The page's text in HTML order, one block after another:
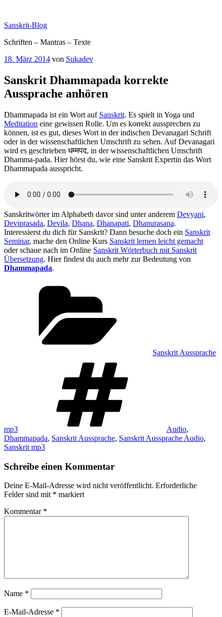
springen
Sanskrit-Blog
Schriften – Mantras – Texte
Veröffentlicht
18. März 2014 von Sukadev
Sanskrit Dhammapada korrekte
Aussprache anhören
Dhammapada ist ein Wort auf Sanskrit. Es spielt in Yoga und
Meditation eine gewissen Rolle. Um es korrekt aussprechen zu
können, ist es gut, dieses Wort in der indischen Devanagari Schrift
oder in der wissenschaftlichen Umschrift zu sehen. Auf Devanagari
wird es geschrieben धम्मपद, in der wissenschaftlichen Umschrift
Dhamma-pada. Hier hörst du, wie eine Sanskrit Expertin das Wort
Dhammapada ausspricht.
Sanskritwörter im Alphabeth davor sind unter anderem Devyani,
Deviprasada, Devila, Dhana, Dhanapati, Dhanurasana.
Interessierst du dich für Sanskrit? Dann besuche doch ein Sanskrit
Seminar, mache den Online Kurs Sanskrit lernen leicht gemacht
oder schaue nach im Online Sanskrit Wörterbuch mit Sanskrit
Übersetzung. Hier findest du auch mehr zur Bedeutung von
Dhammapada.
Sanskrit Aussprache
mp3 Audio,
Dhammapada, Sanskrit Aussprache, Sanskrit Aussprache Audio,
Sanskrit mp3
Schreibe einen Kommentar
Deine E-Mail-Adresse wird nicht veröffentlicht. Erforderliche
Felder sind mit * markiert
Kommentar *
Name *
E-Mail-Adresse *